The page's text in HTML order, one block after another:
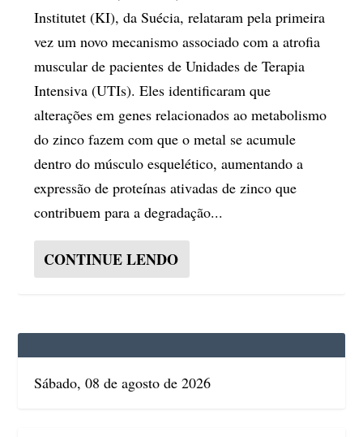
Institutet (KI), da Suécia, relataram pela primeira
vez um novo mecanismo associado com a atrofia
muscular de pacientes de Unidades de Terapia
Intensiva (UTIs). Eles identificaram que
alterações em genes relacionados ao metabolismo
do zinco fazem com que o metal se acumule
dentro do músculo esquelético, aumentando a
expressão de proteínas ativadas de zinco que
contribuem para a degradação...
CONTINUE LENDO
Sábado, 08 de agosto de 2026